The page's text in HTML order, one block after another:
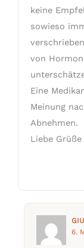
keine
sowieso
von
Eine
Meinung
Abnehmen.
Liebe Grüße
6.